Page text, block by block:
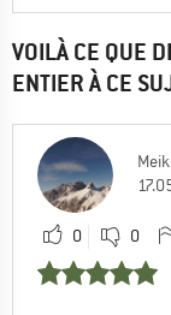
VOILÀ CE QUE
ENTIER À CE
0 0